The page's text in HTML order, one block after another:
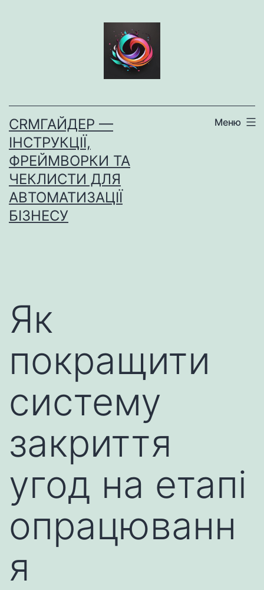
CRMГАЙДЕР —
ІНСТРУКЦІЇ,
ФРЕЙМВОРКИ ТА
ЧЕКЛИСТИ ДЛЯ
АВТОМАТИЗАЦІЇ
БІЗНЕСУ
Меню
Як
покращити
систему
закриття
угод на етапі
опрацюванн
я